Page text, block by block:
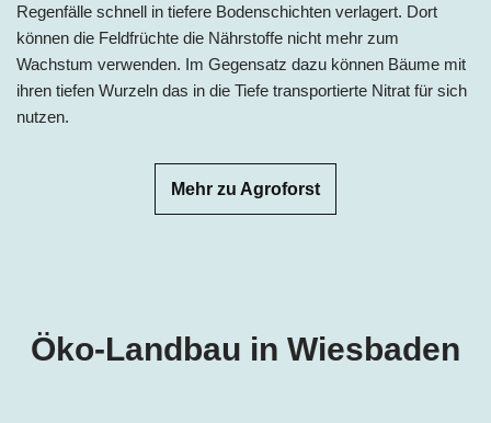
Regenfälle schnell in tiefere Bodenschichten verlagert. Dort
können die Feldfrüchte die Nährstoffe nicht mehr zum
Wachstum verwenden. Im Gegensatz dazu können Bäume mit
ihren tiefen Wurzeln das in die Tiefe transportierte Nitrat für sich
nutzen.
Mehr zu Agroforst
Öko-Landbau in Wiesbaden